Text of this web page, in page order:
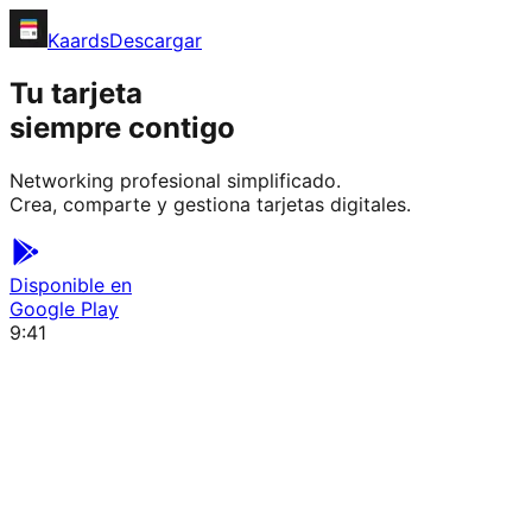
KaardsDescargar
Tu tarjeta
siempre contigo
Networking profesional simplificado.
Crea, comparte y gestiona tarjetas digitales.
Disponible en
Google Play
9:41